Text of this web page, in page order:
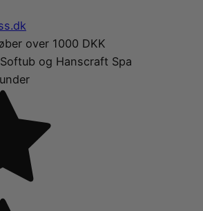
over 1000 DKK
og Hanscraft Spa